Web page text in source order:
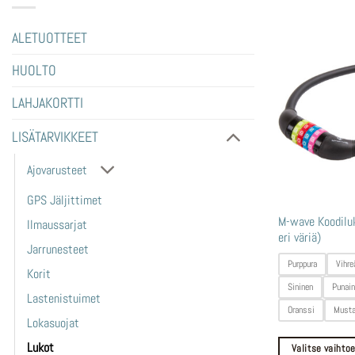
ALETUOTTEET
HUOLTO
LAHJAKORTTI
LISÄTARVIKKEET
Ajovarusteet
GPS Jäljittimet
Ilmaussarjat
Jarrunesteet
Korit
Lastenistuimet
Lokasuojat
Lukot
M-wave
eri väriä)
Purppura
Sininen
Oranssi
Musta
Valitse
Tällä
tuotteella
on
useampi
muunnelma.
Voit
tehdä